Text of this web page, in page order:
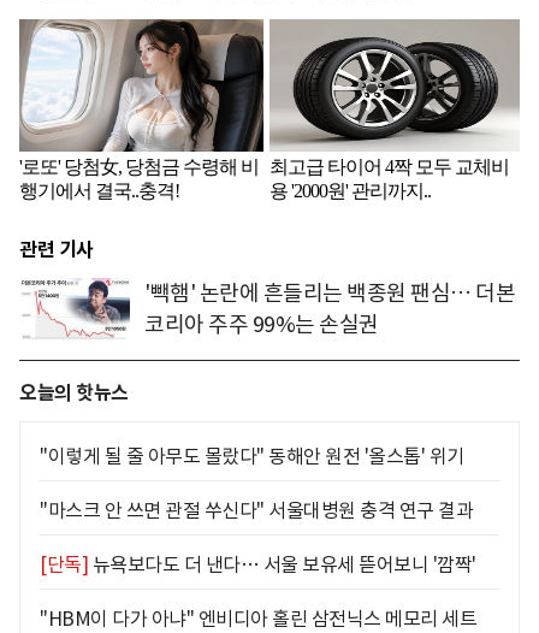
관련 기사
'빽햄' 논란에 흔들리는 백종원 팬심… 더본
코리아 주주 99%는 손실권
오늘의 핫뉴스
"이렇게 될 줄 아무도 몰랐다" 동해안 원전 '올스톱' 위기
"마스크 안 쓰면 관절 쑤신다" 서울대병원 충격 연구 결과
[단독] 뉴욕보다도 더 낸다… 서울 보유세 뜯어보니 '깜짝'
"HBM이 다가 아냐" 엔비디아 홀린 삼전닉스 메모리 세트